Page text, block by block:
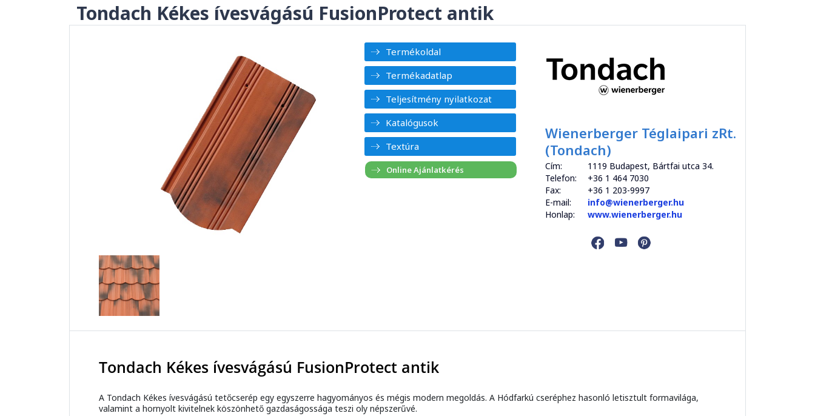
Tondach Kékes ívesvágású FusionProtect antik
Termékoldal
Termékadatlap
Teljesítmény nyilatkozat
Katalógusok
Textúra
Wienerberger Téglaipari zRt.
(Tondach)
Cím:
1119 Budapest, Bártfai utca 34.
Telefon:
+36 1 464 7030
Fax:
+36 1 203-9997
E-mail:
info@wienerberger.hu
Honlap:
www.wienerberger.hu
Tondach Kékes ívesvágású FusionProtect antik
A Tondach Kékes ívesvágású tetőcserép egy egyszerre hagyományos és mégis modern megoldás. A Hódfarkú cseréphez hasonló letisztult formavilága,
valamint a hornyolt kivitelnek köszönhető gazdaságossága teszi oly népszerűvé.